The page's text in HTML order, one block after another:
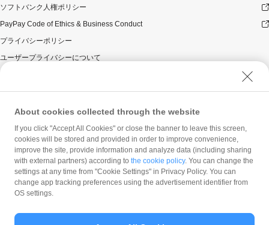
ソフトバンク人権ポリシー
PayPay Code of Ethics & Business Conduct
プライバシーポリシー
ユーザープライバシーについて
ウェブサイト利用規約
反社会的勢力に対する方針
勧誘方針
マネロン等基本方針
カスタマーハラスメントに関する当社の考え方
About cookies collected through the website
If you click "Accept All Cookies" or close the banner to leave this screen,
cookies will be stored and provided in order to improve convenience,
improve the site, provide information and analyze data (including sharing
with external partners) according to the cookie policy. You can change the
settings at any time from "Cookie Settings" in Privacy Policy. You can
change app tracking preferences using the advertisement identifier from
OS settings.